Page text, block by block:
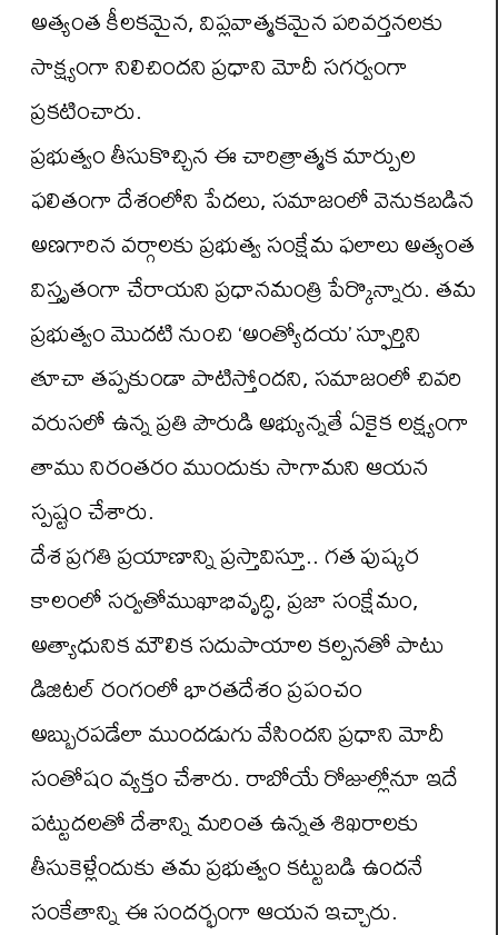
అత్యంత కీలకమైన, విప్లవాత్మకమైన పరివర్తనలకు
సాక్ష్యంగా నిలిచిందని ప్రధాని మోదీ సగర్వంగా
ప్రకటించారు.
ప్రభుత్వం తీసుకొచ్చిన ఈ చారిత్రాత్మక మార్పుల
ఫలితంగా దేశంలోని పేదలు, సమాజంలో వెనుకబడిన
అణగారిన వర్గాలకు ప్రభుత్వ సంక్షేమ ఫలాలు అత్యంత
విస్తృతంగా చేరాయని ప్రధానమంత్రి పేర్కొన్నారు. తమ
ప్రభుత్వం మొదటి నుంచి ‘అంత్యోదయ’ స్ఫూర్తిని
తూచా తప్పకుండా పాటిస్తోందని, సమాజంలో చివరి
వరుసలో ఉన్న ప్రతి పౌరుడి అభ్యున్నతే ఏకైక లక్ష్యంగా
తాము నిరంతరం ముందుకు సాగామని ఆయన
స్పష్టం చేశారు.
దేశ ప్రగతి ప్రయాణాన్ని ప్రస్తావిస్తూ.. గత పుష్కర
కాలంలో సర్వతోముఖాభివృద్ధి, ప్రజా సంక్షేమం,
అత్యాధునిక మౌలిక సదుపాయాల కల్పనతో పాటు
డిజిటల్ రంగంలో భారతదేశం ప్రపంచం
అబ్బురపడేలా ముందడుగు వేసిందని ప్రధాని మోదీ
సంతోషం వ్యక్తం చేశారు. రాబోయే రోజుల్లోనూ ఇదే
పట్టుదలతో దేశాన్ని మరింత ఉన్నత శిఖరాలకు
తీసుకెళ్లేందుకు తమ ప్రభుత్వం కట్టుబడి ఉందనే
సంకేతాన్ని ఈ సందర్భంగా ఆయన ఇచ్చారు.